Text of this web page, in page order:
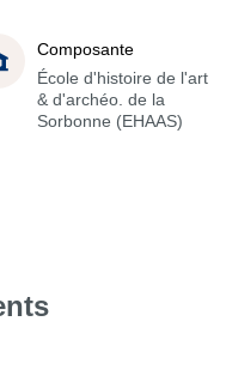
Composante
École d'histoire de l'art
& d'archéo. de la
Sorbonne (EHAAS)